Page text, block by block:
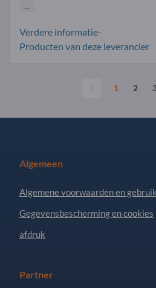
...
Verdere informatie-
Producten van deze leverancier
1 2
Algemeen
Algemene voorwaarden en
Gegevensbescherming en cookies
afdruk
Partner